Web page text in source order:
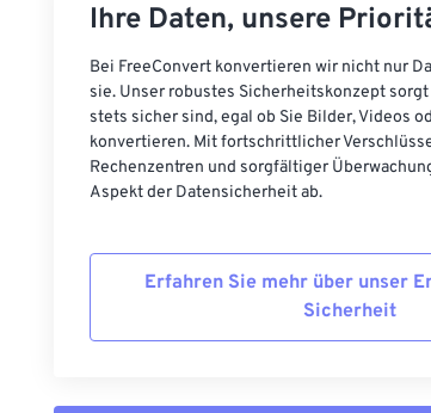
Ihre Daten, unsere
Bei FreeConvert konvertieren wir nicht nur
sie. Unser robustes Sicherheitskonzept sorgt
stets sicher sind, egal ob Sie Bilder, Videos
konvertieren. Mit fortschrittlicher
Rechenzentren und sorgfältiger
Aspekt der Datensicherheit ab.
Erfahren Sie mehr über unser
Sicherheit